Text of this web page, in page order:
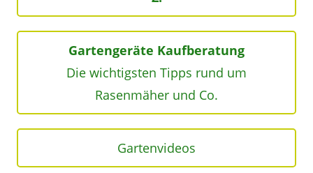
Gartengeräte Kaufberatung
Die wichtigsten Tipps rund um
Rasenmäher und Co.
Gartenvideos